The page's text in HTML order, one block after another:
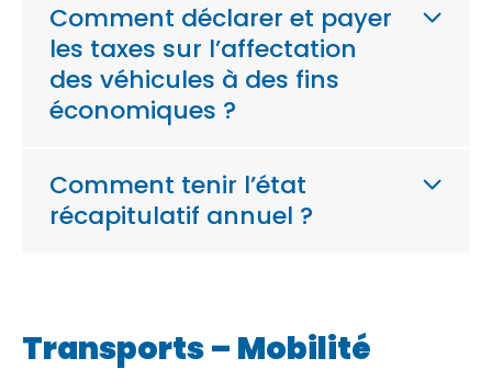
Comment déclarer et payer
les taxes sur l’affectation
des véhicules à des fins
économiques ?
Comment tenir l’état
récapitulatif annuel ?
Transports – Mobilité